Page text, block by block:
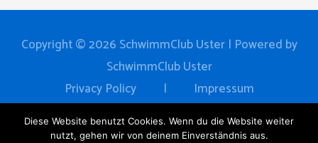
Copyright © 2026 SchwimmClub Uster| Powered by
SchwimmClub Uster
Privacy Policy| Impressum
Home News Verein Training
Events
Diese Website benutzt Cookies. Wenn du die Website weiter
nutzt, gehen wir von deinem Einverständnis aus.